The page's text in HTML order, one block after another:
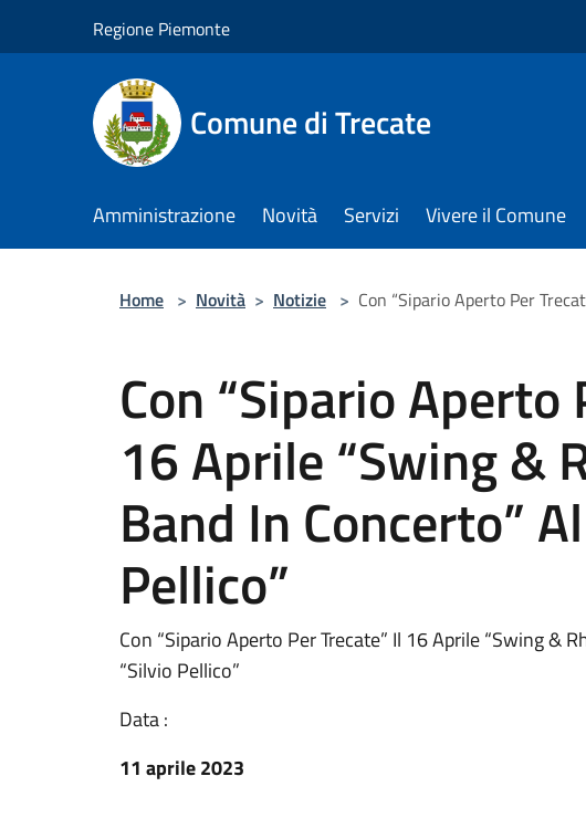
Regione Piemonte
Comune di Trecate
Amministrazione Novità Servizi Vivere il Comune
Home > Novità > Notizie > Con “Sipario Aperto Per
Con “Sipario Aperto
16 Aprile “Swing &
Band In Concerto”
Pellico”
Con “Sipario Aperto Per Trecate” Il 16 Aprile “Swing &
“Silvio Pellico”
Data :
11 aprile 2023